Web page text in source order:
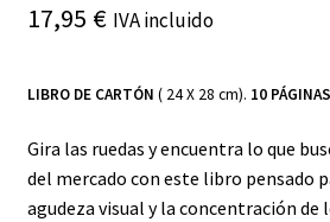
17,95 € IVA incluido
LIBRO DE CARTÓN ( 24 X 28 cm). 10 PÁGINAS
Gira las ruedas y encuentra lo que
del mercado con este libro pensado
agudeza visual y la concentración de